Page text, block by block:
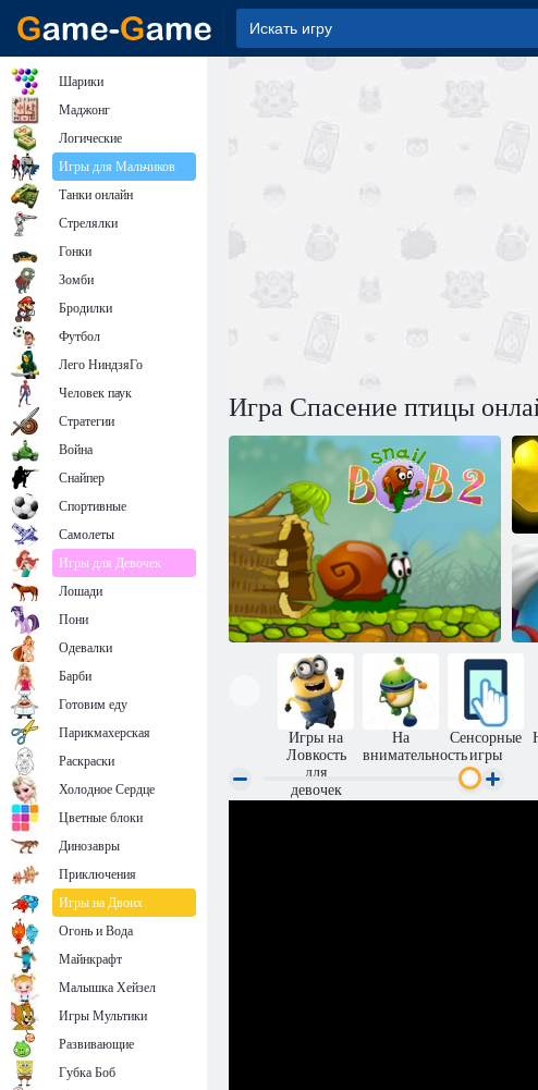
Игра Спасение птицы
Игры на
Ловкость
для
девочек
На
внимательность
Сенсорные
игры
Шарики
Маджонг
Логические
Игры для Мальчиков
Танки онлайн
Стрелялки
Гонки
Зомби
Бродилки
Футбол
Лего НиндзяГо
Человек паук
Стратегии
Война
Снайпер
Спортивные
Самолеты
Игры для Девочек
Лошади
Пони
Одевалки
Барби
Готовим еду
Парикмахерская
Раскраски
Холодное Сердце
Цветные блоки
Динозавры
Приключения
Игры на Двоих
Огонь и Вода
Майнкрафт
Малышка Хейзел
Игры Мультики
Развивающие
Губка Боб